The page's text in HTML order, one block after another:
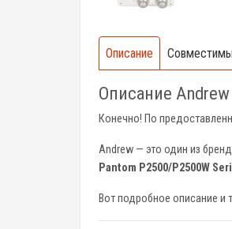
Описание
Описание
Конечно! По
Andrew — это один из
Pantom P2500/P2500W
Вот подробное описание и